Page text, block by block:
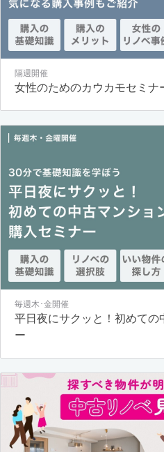
隔週開催
女性のためのカウカモセミナ
毎週木･金開催
平日夜にサクッと！初めての
ー